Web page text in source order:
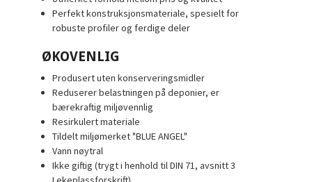
Perfekt konstruksjonsmateriale, spesielt for
robuste profiler og ferdige deler
ØKOVENLIG
Produsert uten konserveringsmidler
Reduserer belastningen på deponier, er
bærekraftig miljøvennlig
Resirkulert materiale
Tildelt miljømerket "BLUE ANGEL"
Vann nøytral
Ikke giftig (trygt i henhold til DIN 71, avsnitt 3